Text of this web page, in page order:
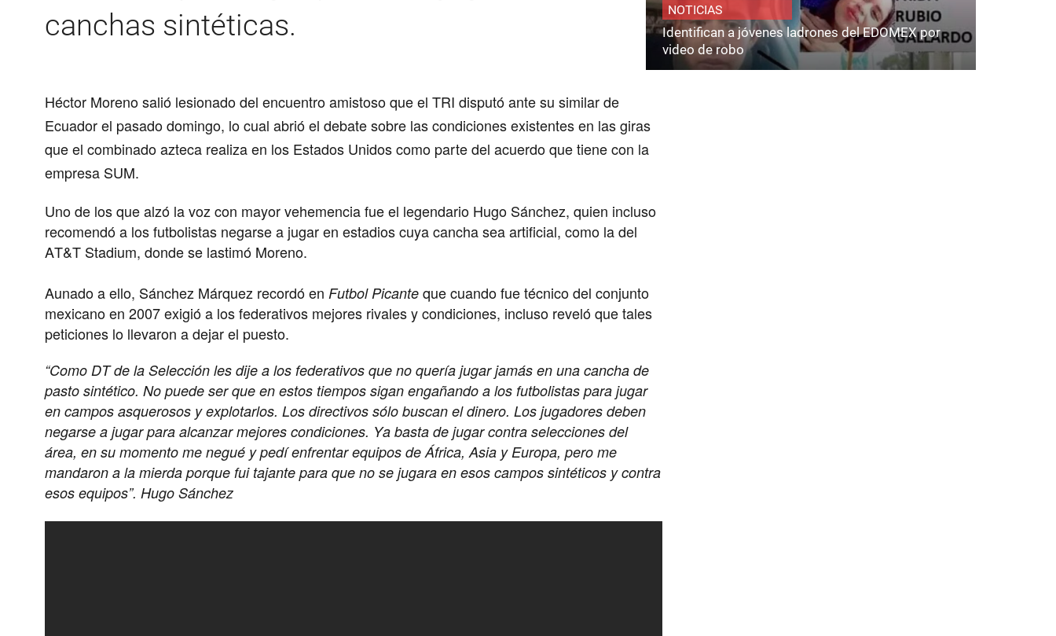
canchas sintéticas.
Héctor Morenosalió lesionado del encuentro amistoso que el TRI disputó ante su similar de
Ecuadorel pasado domingo, lo cual abrió el debate sobre las condiciones existentes en las giras
que el combinado azteca realiza en los Estados Unidoscomo parte del acuerdo que tiene con la
empresa SUM.
Uno de los que alzó la voz con mayor vehemencia fue el legendario Hugo Sánchez, quien incluso
recomendó a los futbolistas negarse a jugar en estadios cuya cancha sea artificial, como la del
AT&T Stadium, donde se lastimó Moreno.
Aunado a ello, Sánchez Márquez recordó enFutbol Picante que cuando fue técnico del conjunto
mexicano en 2007 exigió a los federativos mejores rivales y condiciones, incluso reveló que tales
peticiones lo llevaron a dejar el puesto.
“Como DT de la Selección les dije a los federativos que no quería jugar jamás en una cancha de
pasto sintético. No puede ser que en estos tiempos sigan engañando a los futbolistas para jugar
en campos asquerosos y explotarlos. Los directivos sólo buscan el dinero. Los jugadores deben
negarse a jugar para alcanzar mejores condiciones. Ya basta de jugar contra selecciones del
área, en su momento me negué y pedí enfrentar equipos de África, Asia y Europa, pero me
mandaron a la mierda porque fui tajante para que no se jugara en esos campos sintéticos y contra
esos equipos”.Hugo Sánchez
NOTICIAS
Identifican a jóvenes ladrones del EDOMEX por
video de robo